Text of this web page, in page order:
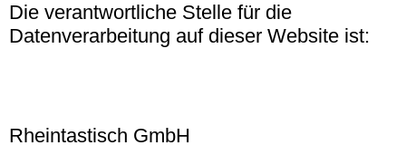
Die verantwortliche Stelle für die
Datenverarbeitung auf dieser Website ist:
Rheintastisch GmbH